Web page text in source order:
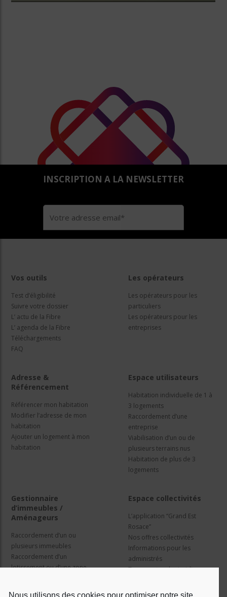
Nous utilisons des cookies pour optimiser notre site
INSCRIPTION A LA NEWSLETTER
Vos outils
Test d’éligibilité
Suivre votre dossier
L’ actu de la Fibre
L’ agenda de la Fibre
Téléchargements
FAQ
Les opérateurs
Les opérateurs pour les
particuliers
Les opérateurs pour les
entreprises
Adresse &
Référencement
Référencer mon habitation
Modifier l’adresse de mon
habitation
Ajouter un logement à mon
habitation
Espace utilisateurs
Habitation individuelle de 1 à
3 logements
Raccordement d’une
entreprise
Viabilisation d’un ou de
plusieurs terrains nus
Habitation de plus de 3
logements
Gestionnaire
d’immeubles /
Aménageurs
Raccordement d’un ou
plusieurs immeubles
Raccordement d’un
lotissement ou d’une zone
Espace collectivités
L’application “Grand Est
Rosace”
Nos offres collectivités
Informations pour les
administrés
Travaux et cadre juridique